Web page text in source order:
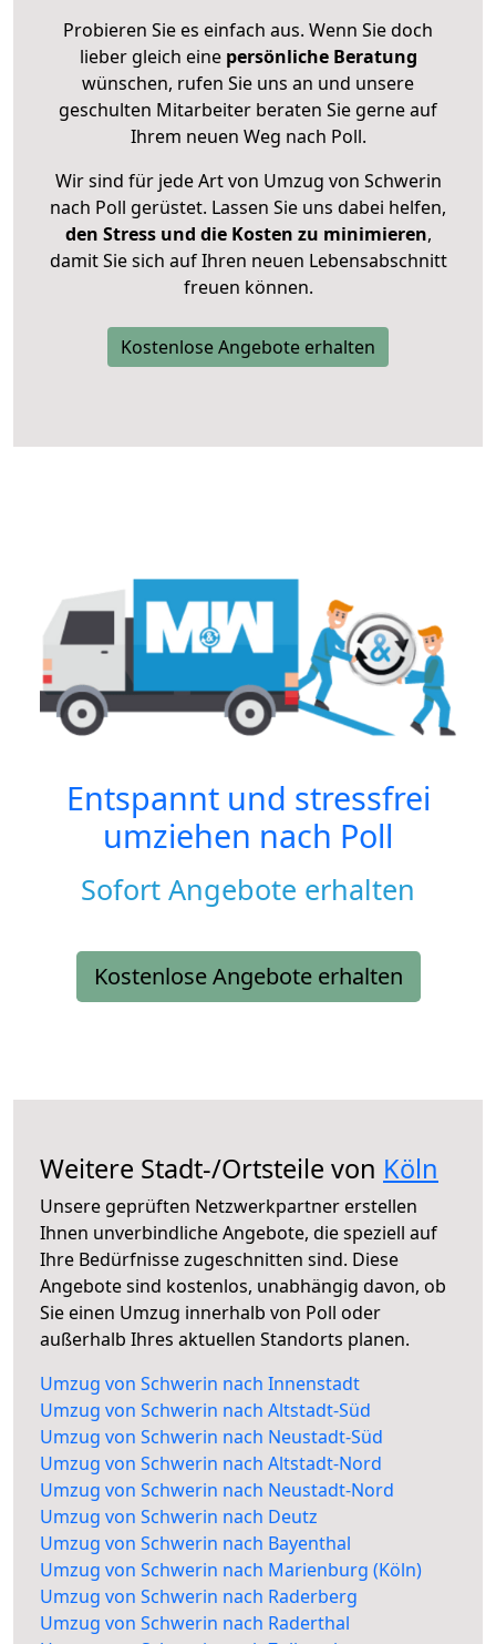
Probieren Sie es einfach aus. Wenn Sie doch
lieber gleich eine persönliche Beratung
wünschen, rufen Sie uns an und unsere
geschulten Mitarbeiter beraten Sie gerne auf
Ihrem neuen Weg nach Poll.
Wir sind für jede Art von Umzug von Schwerin
nach Poll gerüstet. Lassen Sie uns dabei helfen,
den Stress und die Kosten zu minimieren,
damit Sie sich auf Ihren neuen Lebensabschnitt
freuen können.
Kostenlose Angebote erhalten
Entspannt und stressfrei
umziehen nach Poll
Sofort Angebote erhalten
Kostenlose Angebote erhalten
Weitere Stadt-/Ortsteile von Köln
Unsere geprüften Netzwerkpartner erstellen
Ihnen unverbindliche Angebote, die speziell auf
Ihre Bedürfnisse zugeschnitten sind. Diese
Angebote sind kostenlos, unabhängig davon, ob
Sie einen Umzug innerhalb von Poll oder
außerhalb Ihres aktuellen Standorts planen.
Umzug von Schwerin nach Innenstadt
Umzug von Schwerin nach Altstadt-Süd
Umzug von Schwerin nach Neustadt-Süd
Umzug von Schwerin nach Altstadt-Nord
Umzug von Schwerin nach Neustadt-Nord
Umzug von Schwerin nach Deutz
Umzug von Schwerin nach Bayenthal
Umzug von Schwerin nach Marienburg (Köln)
Umzug von Schwerin nach Raderberg
Umzug von Schwerin nach Raderthal